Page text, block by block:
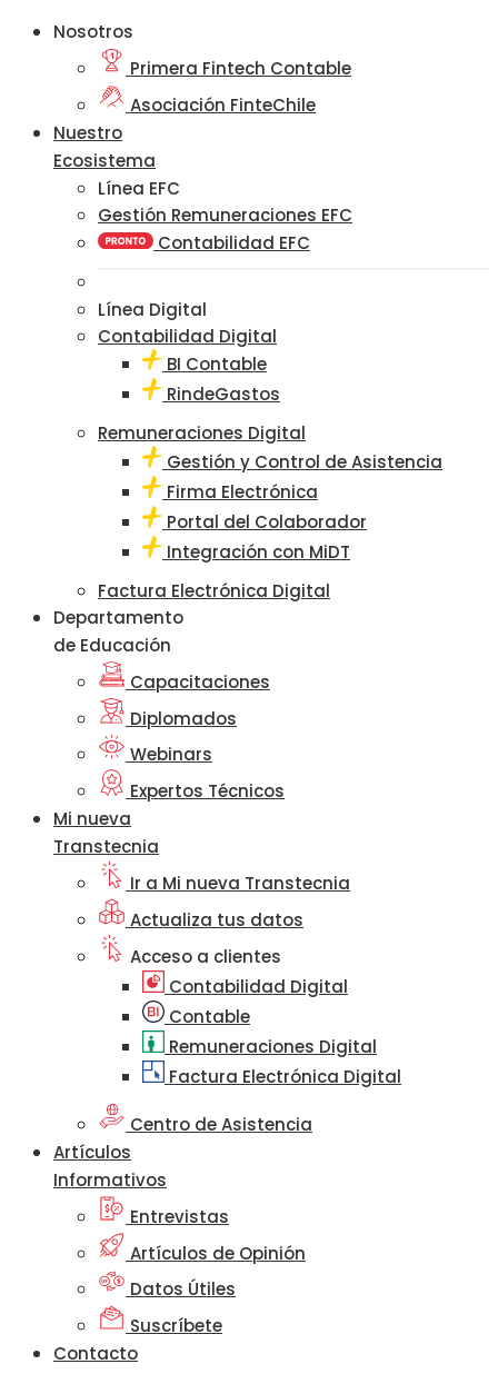
Nosotros
Primera Fintech Contable
Asociación FinteChile
Nuestro
Ecosistema
Línea EFC
Gestión Remuneraciones EFC
Contabilidad EFC
Línea Digital
Contabilidad Digital
BI Contable
RindeGastos
Remuneraciones Digital
Gestión y Control de Asistencia
Firma Electrónica
Portal del Colaborador
Integración con MiDT
Factura Electrónica Digital
Departamento
de Educación
Capacitaciones
Diplomados
Webinars
Expertos Técnicos
Mi nueva
Transtecnia
Ir a Mi nueva Transtecnia
Actualiza tus datos
Acceso a clientes
Contabilidad Digital
Contable
Remuneraciones Digital
Factura Electrónica Digital
Centro de Asistencia
Artículos
Informativos
Entrevistas
Artículos de Opinión
Datos Útiles
Suscríbete
Contacto